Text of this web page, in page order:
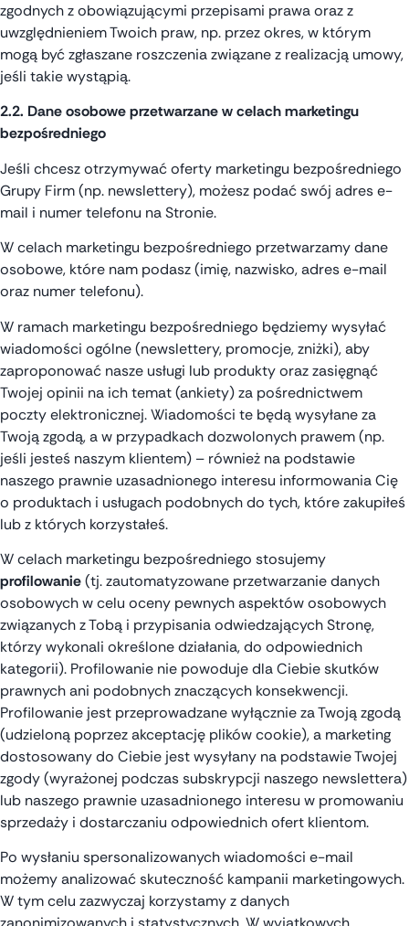
zgodnych z obowiązującymi przepisami prawa oraz z
uwzględnieniem Twoich praw, np. przez okres, w którym
mogą być zgłaszane roszczenia związane z realizacją umowy,
jeśli takie wystąpią.
2.2. Dane osobowe przetwarzane w celach marketingu
bezpośredniego
Jeśli chcesz otrzymywać oferty marketingu bezpośredniego
Grupy Firm (np. newslettery), możesz podać swój adres e-
mail i numer telefonu na Stronie.
W celach marketingu bezpośredniego przetwarzamy dane
osobowe, które nam podasz (imię, nazwisko, adres e-mail
oraz numer telefonu).
W ramach marketingu bezpośredniego będziemy wysyłać
wiadomości ogólne (newslettery, promocje, zniżki), aby
zaproponować nasze usługi lub produkty oraz zasięgnąć
Twojej opinii na ich temat (ankiety) za pośrednictwem
poczty elektronicznej. Wiadomości te będą wysyłane za
Twoją zgodą, a w przypadkach dozwolonych prawem (np.
jeśli jesteś naszym klientem) – również na podstawie
naszego prawnie uzasadnionego interesu informowania Cię
o produktach i usługach podobnych do tych, które zakupiłeś
lub z których korzystałeś.
W celach marketingu bezpośredniego stosujemy
profilowanie(tj. zautomatyzowane przetwarzanie danych
osobowych w celu oceny pewnych aspektów osobowych
związanych z Tobą i przypisania odwiedzających Stronę,
którzy wykonali określone działania, do odpowiednich
kategorii). Profilowanie nie powoduje dla Ciebie skutków
prawnych ani podobnych znaczących konsekwencji.
Profilowanie jest przeprowadzane wyłącznie za Twoją zgodą
(udzieloną poprzez akceptację plików cookie), a marketing
dostosowany do Ciebie jest wysyłany na podstawie Twojej
zgody (wyrażonej podczas subskrypcji naszego newslettera)
lub naszego prawnie uzasadnionego interesu w promowaniu
sprzedaży i dostarczaniu odpowiednich ofert klientom.
Po wysłaniu spersonalizowanych wiadomości e-mail
możemy analizować skuteczność kampanii marketingowych.
W tym celu zazwyczaj korzystamy z danych